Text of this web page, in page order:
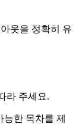
웃을 정확히 유
라 주세요.
한 목차를 제